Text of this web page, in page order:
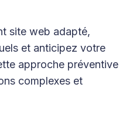
site web adapté,
et anticipez votre
approche préventive
complexes et